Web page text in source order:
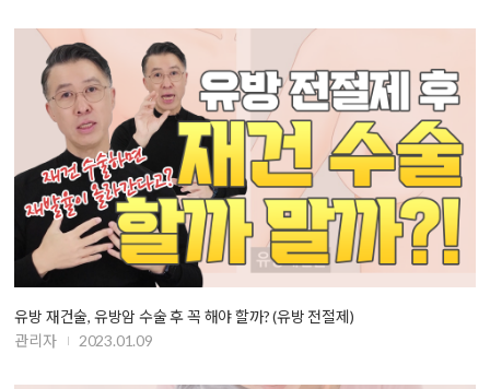
유방 재건술, 유방암 수술 후 꼭 해야 할까? (유방 전절제)
관리자
2023.01.09